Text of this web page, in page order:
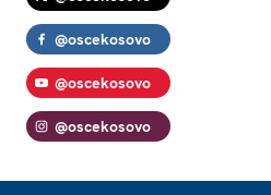
@oscekosovo
@oscekosovo
@oscekosovo